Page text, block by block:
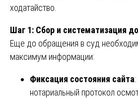
ходатайство.
Шаг 1: Сбор и систематизация
Еще до обращения в суд
максимум информации:
Фиксация состояния сайта
нотариальный протокол